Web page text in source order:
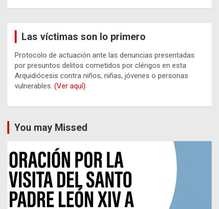
Las víctimas son lo primero
Protocolo de actuación ante las denuncias presentadas
por presuntos delitos cometidos por clérigos en esta
Arquidiócesis contra niños, niñas, jóvenes o personas
vulnerables. (Ver aquí)
You may Missed